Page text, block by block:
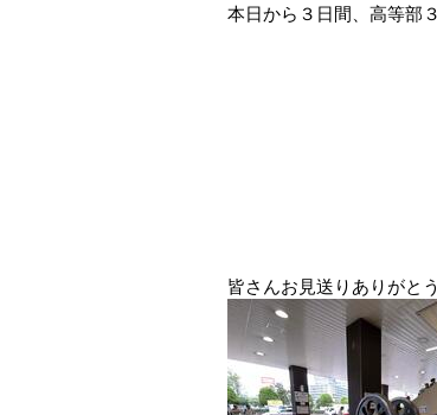
本日から３日間、高等部
皆さんお見送りありがと